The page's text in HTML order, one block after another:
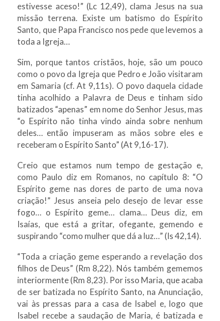
estivesse aceso!” (Lc 12,49), clama Jesus na sua
missão terrena. Existe um batismo do Espírito
Santo, que Papa Francisco nos pede que levemos a
toda a Igreja…
Sim, porque tantos cristãos, hoje, são um pouco
como o povo da Igreja que Pedro e João visitaram
em Samaria (cf. At 9,11s). O povo daquela cidade
tinha acolhido a Palavra de Deus e tinham sido
batizados “apenas” em nome do Senhor Jesus, mas
“o Espírito não tinha vindo ainda sobre nenhum
deles… então impuseram as mãos sobre eles e
receberam o Espírito Santo” (At 9,16-17).
Creio que estamos num tempo de gestação e,
como Paulo diz em Romanos, no capítulo 8: “O
Espírito geme nas dores de parto de uma nova
criação!” Jesus anseia pelo desejo de levar esse
fogo… o Espírito geme… clama… Deus diz, em
Isaías, que está a gritar, ofegante, gemendo e
suspirando “como mulher que dá a luz…” (Is 42,14).
“Toda a criação geme esperando a revelação dos
filhos de Deus” (Rm 8,22). Nós também gememos
interiormente (Rm 8,23). Por isso Maria, que acaba
de ser batizada no Espírito Santo, na Anunciação,
vai às pressas para a casa de Isabel e, logo que
Isabel recebe a saudação de Maria, é batizada e